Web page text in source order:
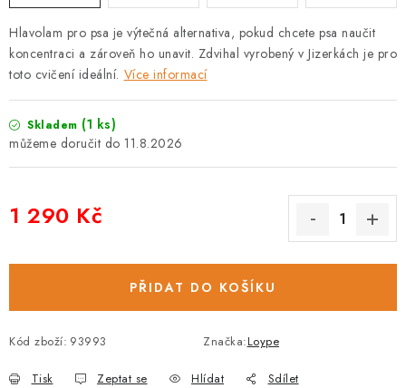
Zásady použivání souboru cookies
Hodnocení obchodu
FAQ
Hlavolam pro psa je výtečná alternativa, pokud chcete psa naučit
koncentraci a zároveň ho unavit. Zdvihal vyrobený v Jizerkách je pro
toto cvičení ideální. Více informací
Skladem (1 ks)
11.8.2026
1 290 Kč
PŘIDAT DO KOŠÍKU
Kód zboží: 93993 Značka:Loype
Tisk Zeptat se Hlídat Sdílet